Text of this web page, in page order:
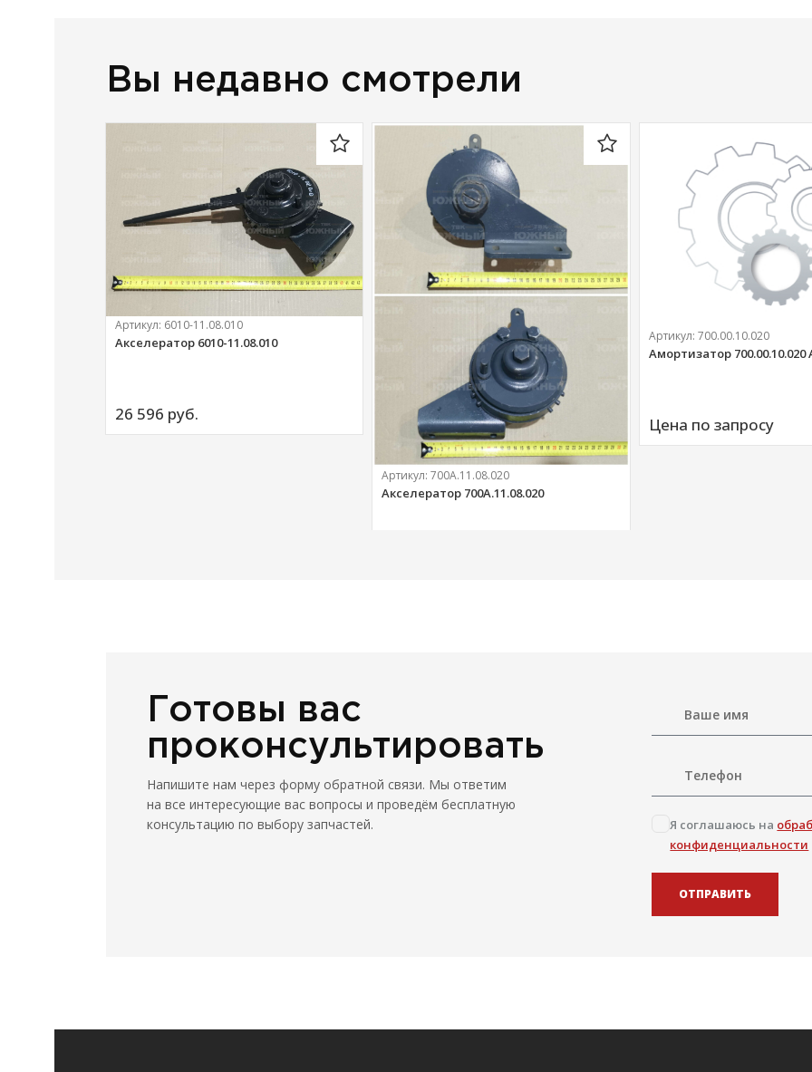
Вы недавно смотрели
Артикул: 6010-11.08.010
Акселератор 6010-11.08.010
26 596 руб.
Артикул:700А.11.08.020
Акселератор 700А.11.08.020
Артикул:700.00.10.020
Амортизатор
Цена по запросу
Готовы вас
проконсультировать
Напишите нам через форму обратной связи. Мы ответим
на все интересующие вас вопросы и проведём бесплатную
консультацию по выбору запчастей.
Я соглашаюсь на
конфиденциальности
ОТПРАВИТЬ